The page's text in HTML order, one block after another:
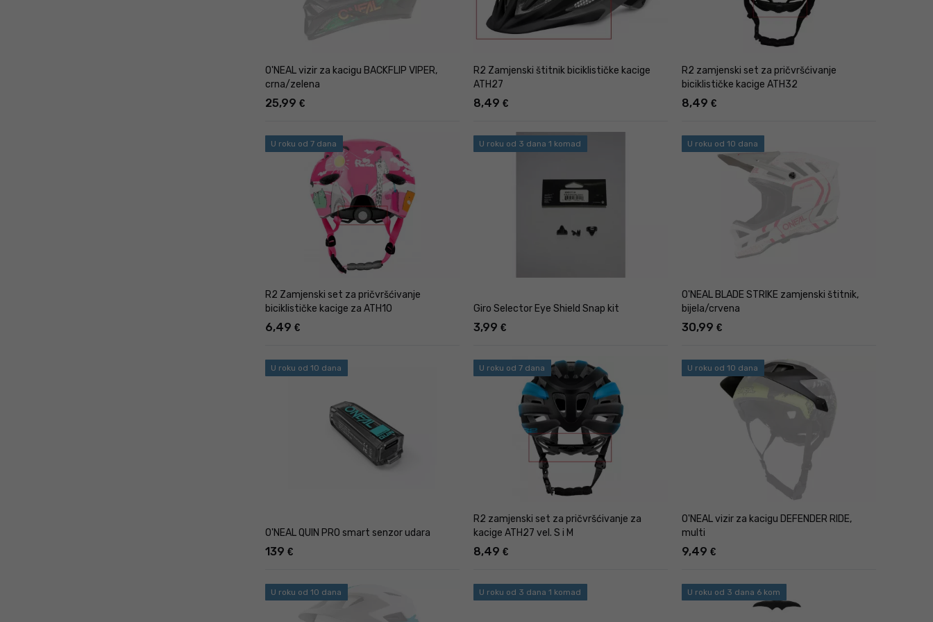
O'NEAL vizir za kacigu BACKFLIP VIPER,
crna/zelena
25,99 €
R2 Zamjenski štitnik biciklističke kacige
ATH27
8,49 €
R2 zamjenski set za pričvršćivanje
biciklističke kacige ATH32
8,49 €
U roku od 7 dana
R2 Zamjenski set za pričvršćivanje
biciklističke kacige za ATH10
6,49 €
U roku od 3 dana 1 komad
Giro Selector Eye Shield Snap kit
3,99 €
U roku od 10 dana
O'NEAL BLADE STRIKE zamjenski štitnik,
bijela/crvena
30,99 €
U roku od 10 dana
O'NEAL QUIN PRO smart senzor udara
139 €
U roku od 7 dana
R2 zamjenski set za pričvršćivanje za
kacige ATH27 vel. S i M
8,49 €
U roku od 10 dana
O'NEAL vizir za kacigu DEFENDER RIDE,
multi
9,49 €
U roku od 10 dana U roku od 3 dana 1 komad U roku od 3 dana 6 kom